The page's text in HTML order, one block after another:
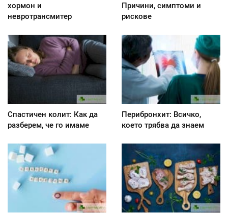
хормон и
невротрансмитер
Причини, симптоми и
рискове
Спастичен колит: Как да
разберем, че го имаме
Перибронхит: Всичко,
което трябва да знаем